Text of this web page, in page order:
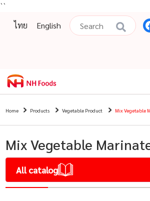
``
ไทย
English
Home Products Vegetable Product Mix Vegetable
Mix Vegetable
All catalog